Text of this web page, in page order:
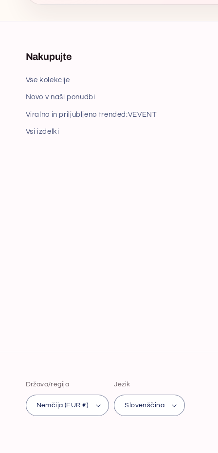
Nakupujte
Vse kolekcije
Novo v naši ponudbi
Viralno in priljubljeno trended:VEVENT
Vsi izdelki
Država/regija
Nemčija (EUR €)
Jezik
Slovenščina